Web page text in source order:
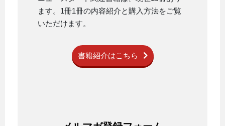
ます。1冊1冊の内容紹介と購入方法をご覧
いただけます。
書籍紹介はこちら